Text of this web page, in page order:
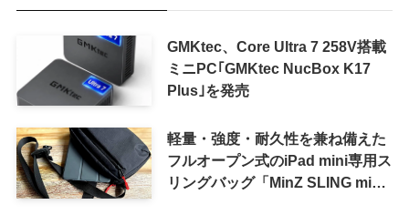
GMKtec、Core Ultra 7 258V搭載
ミニPC｢GMKtec NucBox K17
Plus｣を発売
軽量・強度・耐久性を兼ね備えた
フルオープン式のiPad mini専用ス
リングバッグ「MinZ SLING mini